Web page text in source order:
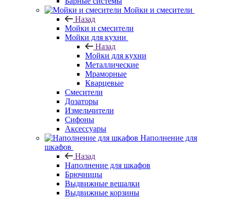
Мойки и смесители
Назад
Мойки и смесители
Мойки для кухни
Назад
Мойки для кухни
Металлические
Мраморные
Кварцевые
Смесители
Дозаторы
Измельчители
Сифоны
Аксессуары
Наполнение для
шкафов
Назад
Наполнение для шкафов
Брючницы
Выдвижные вешалки
Выдвижные корзины